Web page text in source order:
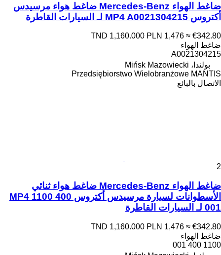
ضاغط الهواء Mercedes-Benz ضاغط هواء مرسيدس
أكتروس MP4 A0021304215 لـ السيارات القاطرة
TND 1,160.000 PLN 1,476 ≈ €342.80
ضاغط الهواء
A0021304215
بولندا، Mińsk Mazowiecki
Przedsiębiorstwo Wielobranżowe MANTIS
الاتصال بالبائع
2
ضاغط الهواء Mercedes-Benz ضاغط هواء ثنائي
الأسطوانات لسيارة مرسيدس أكتروس MP4 1100 400
001 لـ السيارات القاطرة
TND 1,160.000 PLN 1,476 ≈ €342.80
ضاغط الهواء
1100 400 001